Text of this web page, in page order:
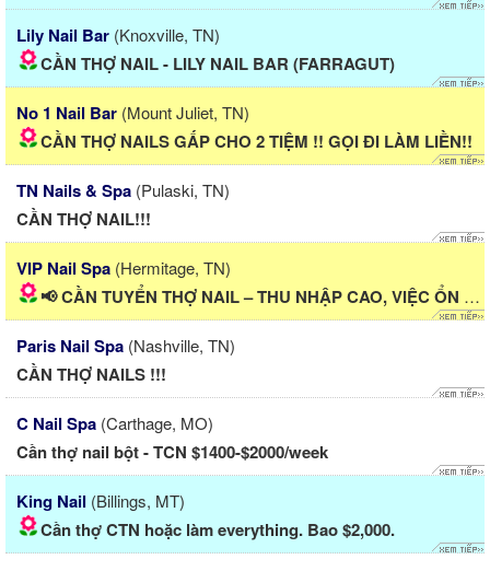
Lily Nail Bar (Knoxville, TN)
CẦN THỢ NAIL - LILY NAIL BAR (FARRAGUT)
No 1 Nail Bar (Mount Juliet, TN)
CẦN THỢ NAILS GẤP CHO 2 TIỆM !! GỌI ĐI LÀM LIỀN!!
TN Nails & Spa (Pulaski, TN)
CẦN THỢ NAIL!!!
VIP Nail Spa (Hermitage, TN)
📢 CẦN TUYỂN THỢ NAIL – THU NHẬP CAO, VIỆC ỔN ĐỊNH
Paris Nail Spa (Nashville, TN)
CẦN THỢ NAILS !!!
C Nail Spa (Carthage, MO)
Cần thợ nail bột - TCN $1400-$2000/week
King Nail (Billings, MT)
Cần thợ CTN hoặc làm everything. Bao $2,000.